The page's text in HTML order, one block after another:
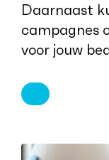
Daarnaast
campagnes
voor jouw